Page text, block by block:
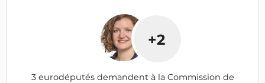
+2
3 eurodéputés demandent à la Commission de